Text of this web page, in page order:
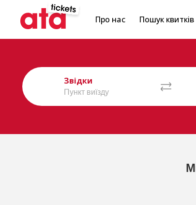
Про нас Пошук квитків
Звідки